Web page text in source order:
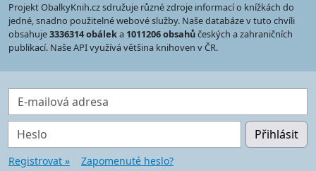
Projekt ObalkyKnih.cz sdružuje různé zdroje informací o knížkách do
jedné, snadno použitelné webové služby. Naše databáze v tuto chvíli
obsahuje3336314 obáleka 1011206 obsahůčeských a zahraničních
publikací. Naše API využívá většina knihoven v ČR.
E-mailová adresa
Heslo Přihlásit
Registrovat » Zapomenuté heslo?